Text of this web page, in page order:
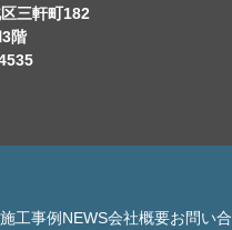
三軒町182
階
施工事例 NEWS会社概要お問い合